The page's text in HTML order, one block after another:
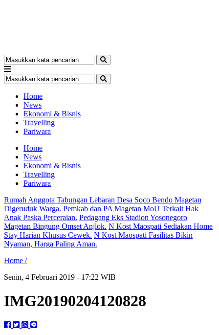
Home
News
Ekonomi & Bisnis
Travelling
Pariwara
Home
News
Ekonomi & Bisnis
Travelling
Pariwara
Rumah Anggota Tabungan Lebaran Desa Soco Bendo Magetan
Digeruduk Warga. Pemkab dan PA Magetan MoU Terkait Hak
Anak Paska Perceraian. Pedagang Eks Stadion Yosonegoro
Magetan Bingung Omset Anjlok. N Kost Maospati Sediakan Home
Stay Harian Khusus Cewek. N Kost Maospati Fasilitas Bikin
Nyaman, Harga Paling Aman.
Home /
Senin, 4 Februari 2019 - 17:22 WIB
IMG20190204120828